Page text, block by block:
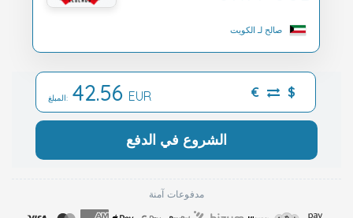
صالح لـ الكويت
المبلغ: 42.56 EUR € $
الشروع في الدفع
مدفوعات آمنة